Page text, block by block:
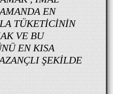
EN
TÜKETICININ
VE BU
EN KISA
ŞEKILDE